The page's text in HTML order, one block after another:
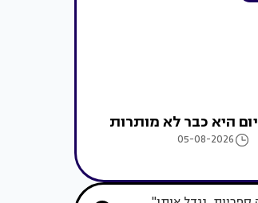
היא כבר לא מותרות
05-08-2026